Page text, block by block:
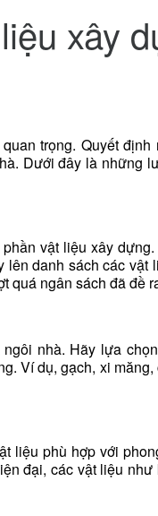
xây
trọng. Quyết định
Dưới đây là những
vật liệu xây
danh sách các vật
quá ngân sách đã đề
nhà. Hãy lựa
Ví dụ, gạch, xi măng,
liệu phù hợp với
đại, các vật liệu